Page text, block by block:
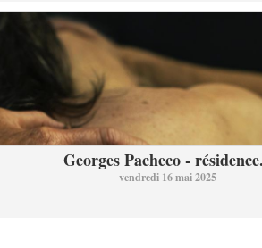
Georges Pacheco -
vendredi 16 mai 2025